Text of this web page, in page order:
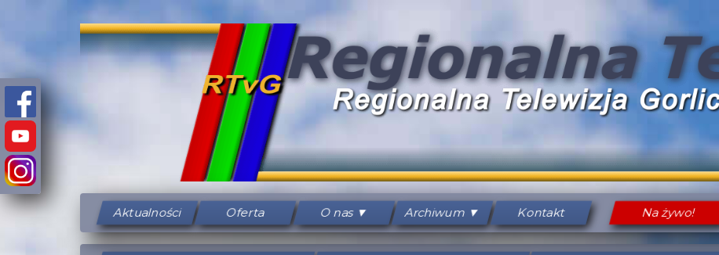
Aktualności Oferta O nas Archiwum Kontakt Na żywo!